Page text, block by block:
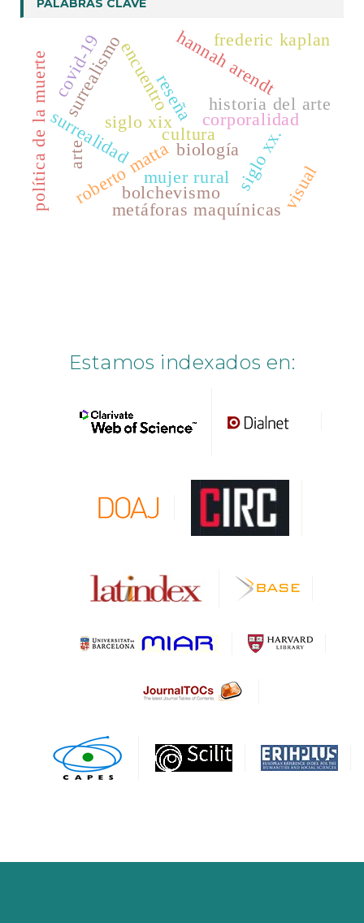
BASE
MIAR
Harvard Library
JournalTOCs
Qualis Capes
Conversaciones Convergentes
PALABRAS CLAVE
corporalidad
biología
cultura
encuentro
roberto matta
surrealismo
surrealidad
historia del arte
siglo xx.
hannah arendt
política de la muerte bolchevismo
frederic kaplan
metáforas maquínicas
reseña
siglo xix
arte
visual
covid-19
mujer rural
Estamos indexados en: